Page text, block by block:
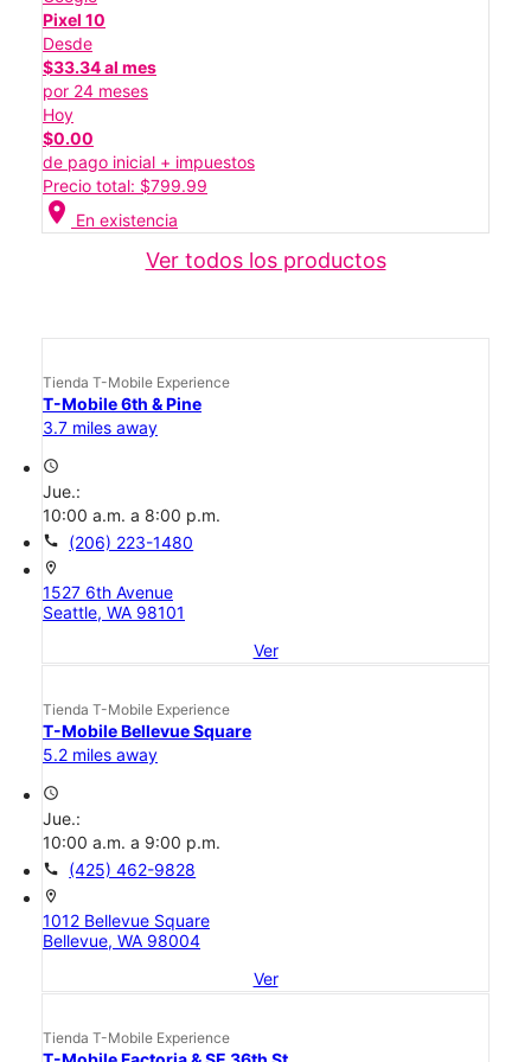
Pixel 10
Desde
$33.34 al mes
por 24 meses
Hoy
$0.00
de pago inicial + impuestos
Precio total: $799.99
location_on En existencia
Ver todos los productos
Tienda T-Mobile Experience
T-Mobile 6th & Pine
3.7 miles away
access_time
Jue.:
10:00 a.m. a 8:00 p.m.
call (206) 223-1480
location_on
1527 6th Avenue
Seattle, WA 98101
Ver
Tienda T-Mobile Experience
T-Mobile Bellevue Square
5.2 miles away
access_time
Jue.:
10:00 a.m. a 9:00 p.m.
call (425) 462-9828
location_on
1012 Bellevue Square
Bellevue, WA 98004
Ver
Tienda T-Mobile Experience